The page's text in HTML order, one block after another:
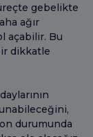
gebelikte
ağır
açabilir. Bu
dikkatle
durumunda